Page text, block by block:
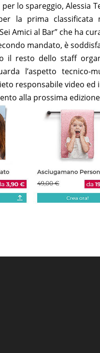
lo spareggio, Alessia
la prima
Amici al Bar” che ha
mandato, è
resto dello staff
l’aspetto tecnico-
responsabile video ed
alla prossima